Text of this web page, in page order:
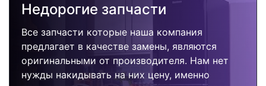
Недорогие запчасти
Все запчасти которые наша компания
предлагает в качестве замены, являются
оригинальными от производителя. Нам нет
нужды накидывать на них цену, именно